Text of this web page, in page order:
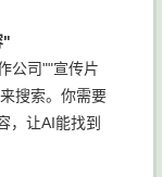
"
公司""宣传片
搜索。你需要
，让AI能找到